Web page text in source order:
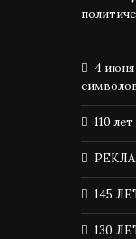
4 июня
110
145
130